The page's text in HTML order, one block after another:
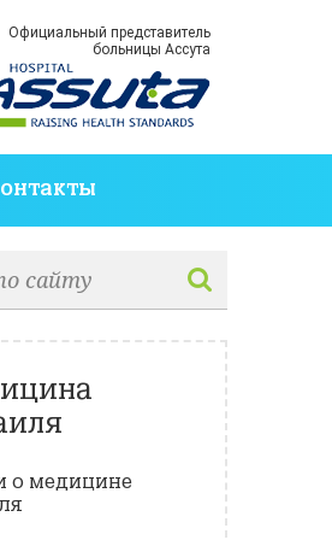
Официальный представитель
больницы Ассута
о медицине